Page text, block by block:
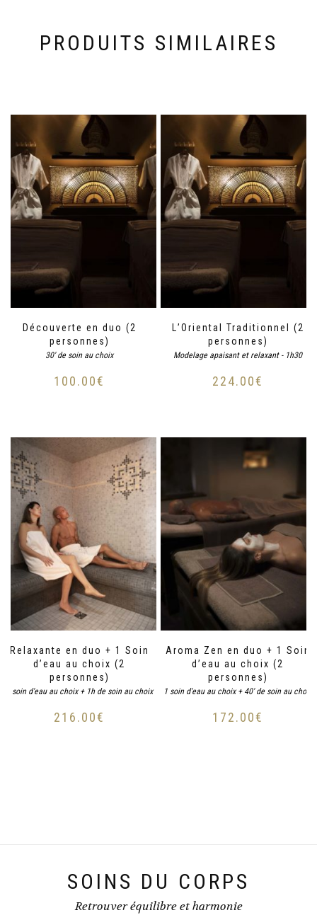
PRODUITS SIMILAIRES
Découverte en duo (2
personnes)
30' de soin au choix
100.00€
L’Oriental Traditionnel (2
personnes)
Modelage apaisant et relaxant - 1h30
224.00€
Relaxante en duo + 1 Soin
d’eau au choix (2
personnes)
1 soin d'eau au choix + 1h de soin au choix
216.00€
Aroma Zen en duo + 1 Soin
d’eau au choix (2
personnes)
1 soin d'eau au choix + 40' de soin au choix
172.00€
SOINS DU CORPS
Retrouver équilibre et harmonie